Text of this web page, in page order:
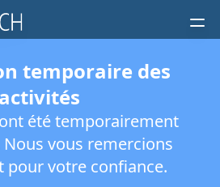
GÉNÉRALES
temporaire des
activités
été temporairement
vous remercions
pour votre confiance.